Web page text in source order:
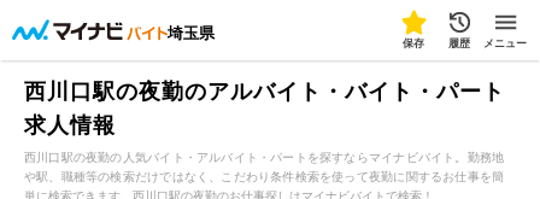
埼玉県
保存 履歴 メニュー
西川口駅の夜勤のアルバイト・バイト・パート
求人情報
西川口駅の夜勤の人気バイト・アルバイト・パートを探すならマイナビバイト。勤務地
や駅、職種等の検索だけではなく、こだわり条件検索を使って夜勤に関するお仕事を簡
単に検索できます。西川口駅の夜勤のお仕事探しはマイナビバイトで検索！